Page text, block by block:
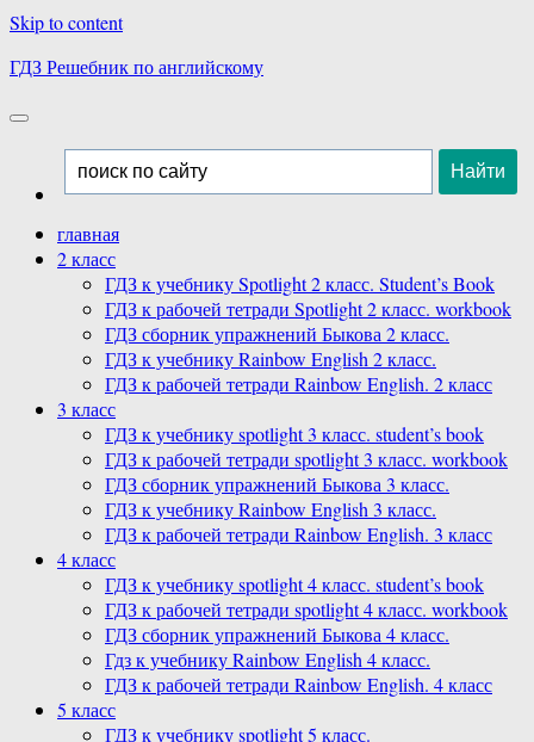
Skip to content
ГДЗ Решебник по английскому
главная
2 класс
ГДЗ к учебнику Spotlight 2 класс. Student’s Book
ГДЗ к рабочей тетради Spotlight 2 класс. workbook
ГДЗ сборник упражнений Быкова 2 класс.
ГДЗ к учебнику Rainbow English 2 класс.
ГДЗ к рабочей тетради Rainbow English. 2 класс
3 класс
ГДЗ к учебнику spotlight 3 класс. student’s book
ГДЗ к рабочей тетради spotlight 3 класс. workbook
ГДЗ сборник упражнений Быкова 3 класс.
ГДЗ к учебнику Rainbow English 3 класс.
ГДЗ к рабочей тетради Rainbow English. 3 класс
4 класс
ГДЗ к учебнику spotlight 4 класс. student’s book
ГДЗ к рабочей тетради spotlight 4 класс. workbook
ГДЗ сборник упражнений Быкова 4 класс.
Гдз к учебнику Rainbow English 4 класс.
ГДЗ к рабочей тетради Rainbow English. 4 класс
5 класс
ГДЗ к учебнику spotlight 5 класс.